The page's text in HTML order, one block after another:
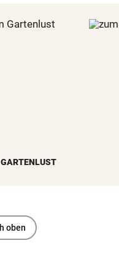
GARTENLUST
oben